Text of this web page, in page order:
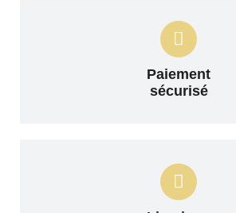
Paiement
sécurisé